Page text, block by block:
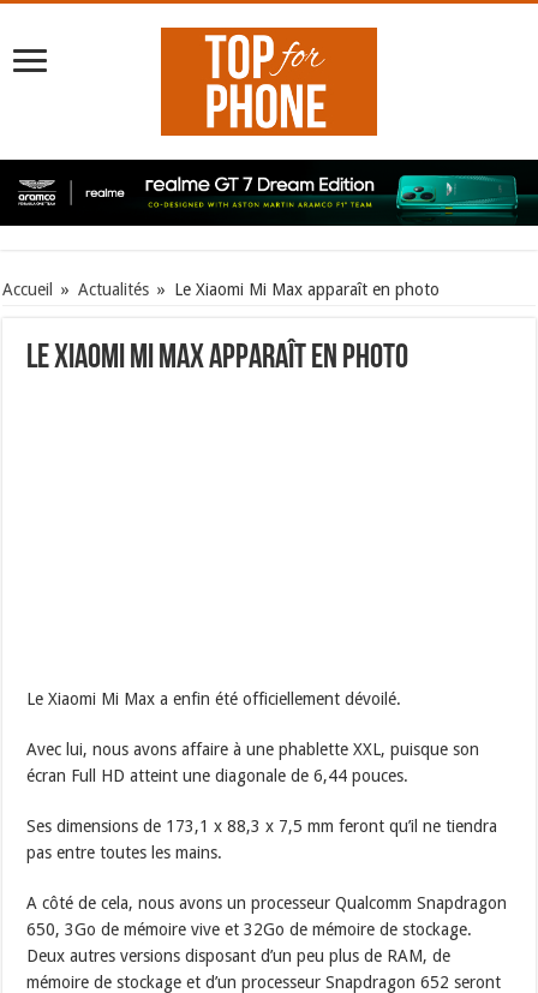
Accueil » Actualités » Le Xiaomi Mi Max apparaît en photo
Le Xiaomi Mi Max apparaît en photo
Le Xiaomi Mi Max a enfin été officiellement dévoilé.
Avec lui, nous avons affaire à une phablette XXL, puisque son
écran Full HD atteint une diagonale de 6,44 pouces.
Ses dimensions de 173,1 x 88,3 x 7,5 mm feront qu’il ne tiendra
pas entre toutes les mains.
A côté de cela, nous avons un processeur Qualcomm Snapdragon
650, 3Go de mémoire vive et 32Go de mémoire de stockage.
Deux autres versions disposant d’un peu plus de RAM, de
mémoire de stockage et d’un processeur Snapdragon 652 seront